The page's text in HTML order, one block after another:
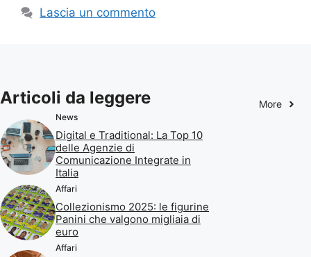
Lascia un commento
Articoli da leggere More
News
Digital e Traditional: La Top 10
delle Agenzie di
Comunicazione Integrate in
Italia
Affari
Collezionismo 2025: le figurine
Panini che valgono migliaia di
euro
Affari